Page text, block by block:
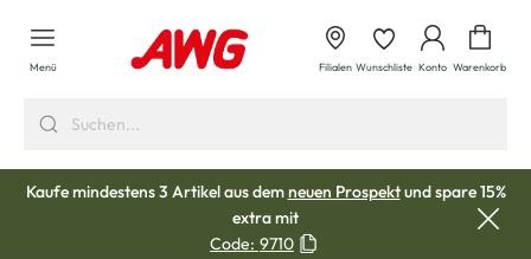
springen
Menü Filialen Wunschliste Konto Warenkorb
Kaufe mindestens 3 Artikel aus demneuen Prospektund spare 15%
extra mit
Code: 9710